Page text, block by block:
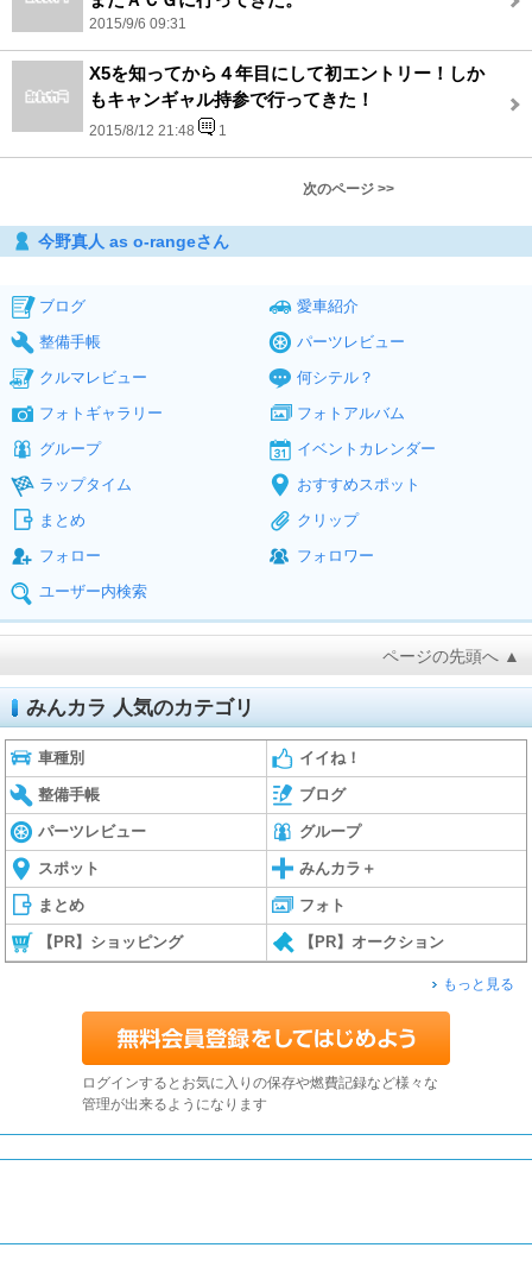
2015/9/6 09:31
X5を知ってから４年目にして初エントリー！しか
もキャンギャル持参で行ってきた！
2015/8/12 21:48 1
次のページ >>
今野真人 as o-rangeさん
ブログ
愛車紹介
整備手帳
パーツレビュー
クルマレビュー
何シテル？
フォトギャラリー
フォトアルバム
グループ
イベントカレンダー
ラップタイム
おすすめスポット
まとめ
クリップ
フォロー
フォロワー
ユーザー内検索
ページの先頭へ ▲
みんカラ 人気のカテゴリ
車種別 イイね！
整備手帳 ブログ
パーツレビュー グループ
スポット みんカラ＋
まとめ フォト
【PR】ショッピング 【PR】オークション
もっと見る
ログインするとお気に入りの保存や燃費記録など様々な
管理が出来るようになります